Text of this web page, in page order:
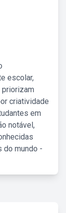
escolar,
criatividade
em
notável,
do mundo -